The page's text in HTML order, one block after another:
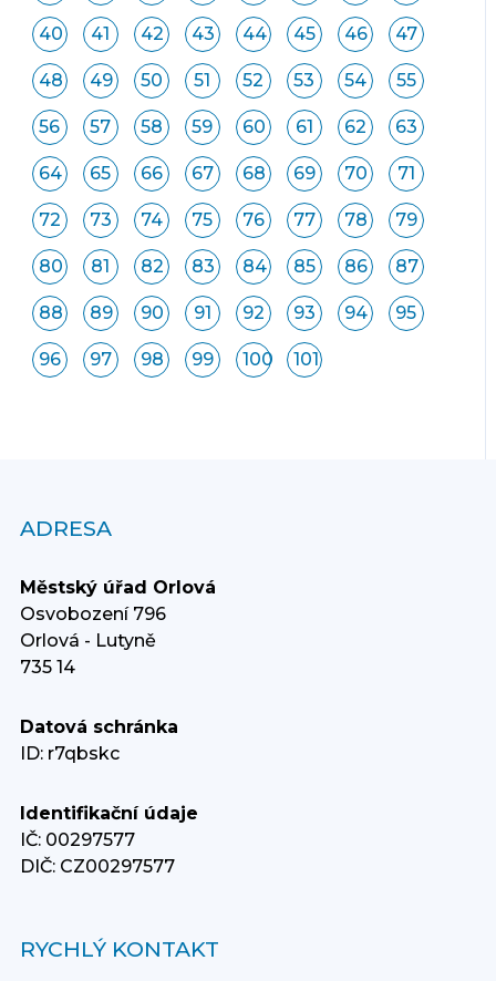
40 41 42 43 44 45 46 47
48 49 50 51 52 53 54 55
56 57 58 59 60 61 62 63
64 65 66 67 68 69 70 71
72 73 74 75 76 77 78 79
80 81 82 83 84 85 86 87
88 89 90 91 92 93 94 95
96 97 98 99 100 101
ADRESA
Městský úřad Orlová
Osvobození 796
Orlová - Lutyně
735 14
Datová schránka
ID: r7qbskc
Identifikační údaje
IČ: 00297577
DIČ: CZ00297577
RYCHLÝ KONTAKT